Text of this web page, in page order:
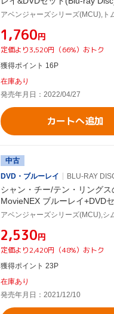
¥1,760円
定価より3,520円（66%）おトク
獲得ポイント 16P
在庫あり
発売年月日：2022/04/27
カートへ追加
中古
DVD・ブルーレイ
BLU-RAY
シャン・チー/テン・リングス
MovieNEX ブルーレイ+DVD
¥2,530円
定価より2,420円（48%）おトク
獲得ポイント 23P
在庫あり
発売年月日：2021/12/10